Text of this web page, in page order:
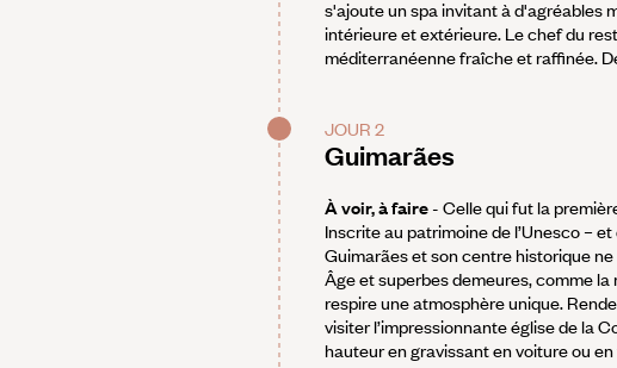
s'ajoute un spa invitant à d'agréables
intérieure et extérieure. Le chef du
méditerranéenne fraîche et raffinée.
JOUR 2
Guimarães
À voir, à faire- Celle qui fut la
Inscrite au patrimoine de l’Unesco –
Guimarães et son centre historique
Âge et superbes demeures, comme la
respire une atmosphère unique.
visiter l’impressionnante église de la
hauteur en gravissant en voiture ou